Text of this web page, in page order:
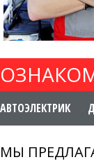
АВТОЭЛЕКТРИК
МЫ